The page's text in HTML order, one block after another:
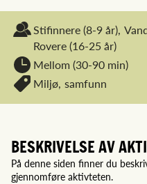
Stifinnere(8-9 år),
Rovere(16-25 år)
Mellom (30-90 min)
Miljø, samfunn
BESKRIVELSE AV
På denne siden finner du
gjennomføre aktivteten.